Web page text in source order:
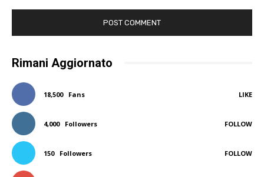
Rimani Aggiornato
18,500 Fans LIKE
4,000 Followers FOLLOW
150 Followers FOLLOW